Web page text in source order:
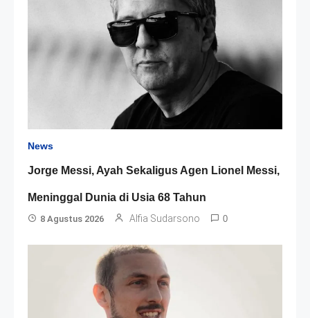
News
Jorge Messi, Ayah Sekaligus Agen Lionel Messi,
Meninggal Dunia di Usia 68 Tahun
8 Agustus 2026 Alfia Sudarsono 0